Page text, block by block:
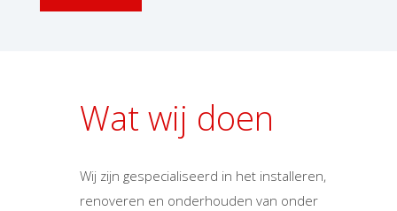
Wat wij doen
Wij zijn gespecialiseerd in het installeren,
renoveren en onderhouden van onder